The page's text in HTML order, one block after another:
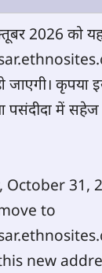
2026 को
जाएगी।
पसंदीदा में
October 31,
to
new